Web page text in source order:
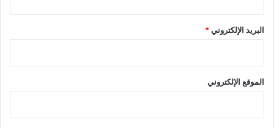
البريد الإلكتروني*
الموقع الإلكتروني